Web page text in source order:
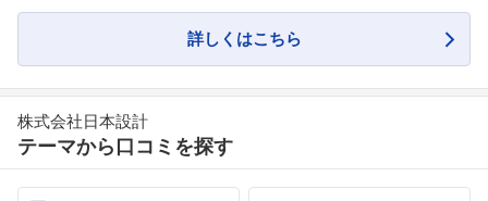
詳しくはこちら
株式会社日本設計
テーマから口コミを探す